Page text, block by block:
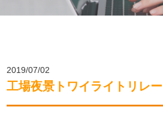
2019/07/02
工場夜景トワイライトリレ